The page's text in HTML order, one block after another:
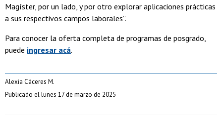
Magíster, por un lado, y por otro explorar aplicaciones prácticas
a sus respectivos campos laborales”.
Para conocer la oferta completa de programas de posgrado,
puede ingresar acá.
Alexia Cáceres M.
Publicado el lunes 17 de marzo de 2025